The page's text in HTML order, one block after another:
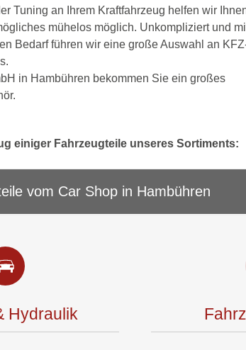
Tuning an Ihrem Kraftfahrzeug helfen wir
mühelos möglich. Unkompliziert und
Bedarf führen wir eine große Auswahl an
in Hambühren bekommen Sie ein großes
einiger Fahrzeugteile unseres Sortiments:
vom Car Shop in Hambühren
Hydraulik